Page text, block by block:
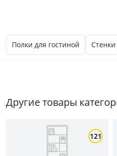
Цена
Белый
Бежевый
Полки для гостиной Стенки
Другие товары
121